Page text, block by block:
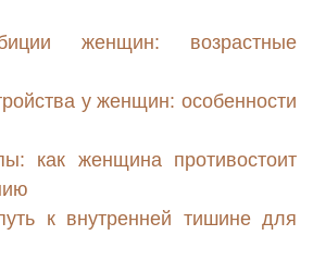
женщин: возрастные
у женщин: особенности
как женщина противостоит
к внутренней тишине для